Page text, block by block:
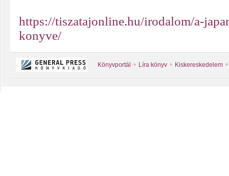
https://tiszatajonline.hu/irodalom/a-
konyve/
Könyvportál Líra könyv Kiskereskedelem